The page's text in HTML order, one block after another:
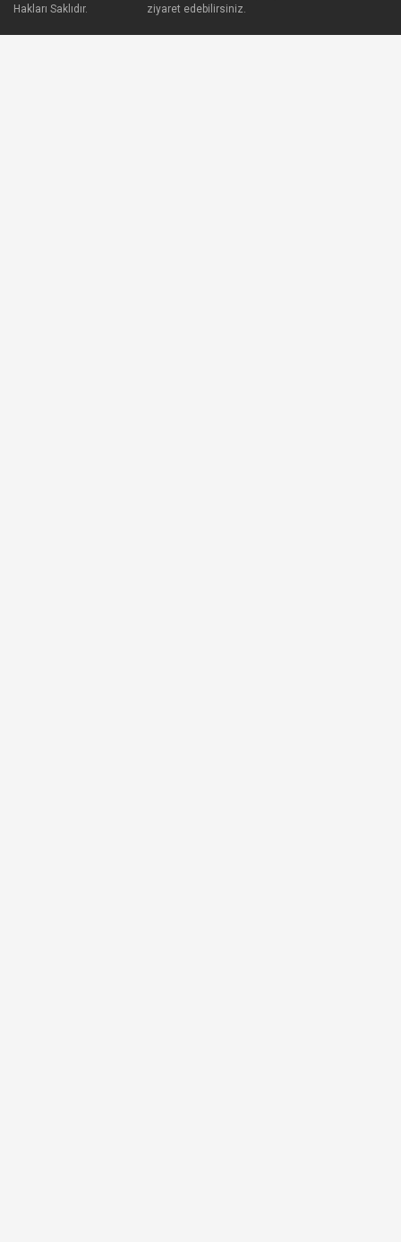
Hakları Saklıdır.
ziyaret edebilirsiniz.